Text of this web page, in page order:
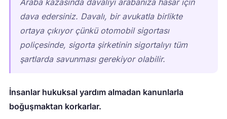
Araba kazasında davalıyı arabanıza hasar için
dava edersiniz. Davalı, bir avukatla birlikte
ortaya çıkıyor çünkü otomobil sigortası
poliçesinde, sigorta şirketinin sigortalıyı tüm
şartlarda savunması gerekiyor olabilir.
İnsanlar hukuksal yardım almadan kanunlarla
boğuşmaktan korkarlar.